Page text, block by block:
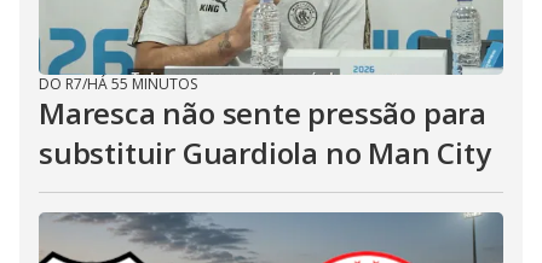
DO R7/HÁ 55 MINUTOS
Maresca não sente pressão para
substituir Guardiola no Man City